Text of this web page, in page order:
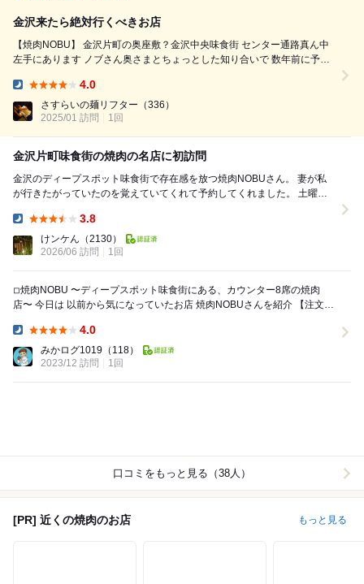
金沢来たら絶対行くべきお店
【焼肉NOBU】 金沢片町の奥座敷？金沢中央味食街 センター通路真ん中
左手にあります ノブさん奥さまとちょっとした知り合いで 数年前に予約
4.0
さすらいの麺リフター （336）
2025/01 訪問
1回
金沢片町味食街の焼肉の名店に初訪問
金沢のディープスポット味食街で存在感を放つ焼肉NOBUさん。 妻が私
が行きたがっていたのを覚えていてくれて予約してくれました。 土曜日
3.8
けンケん （2130）
2026/06 訪問
1回
◽︎焼肉NOBU 〜ディープスポット味食街にある、カウンター8席の焼肉
店〜 今日は 以前から気になっていたお店 焼肉NOBUさんを紹介 【注文し
4.0
みかログ1019 （118）
2023/12 訪問
1回
口コミをもっと見る（38人）
[PR] 近くの焼肉のお店 もっと見る